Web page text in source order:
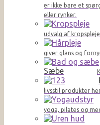
er ikke bare et
eller rynker.
udvalg af
giver glans og
Sæbe
livsstil produkter
yoga, pilates og